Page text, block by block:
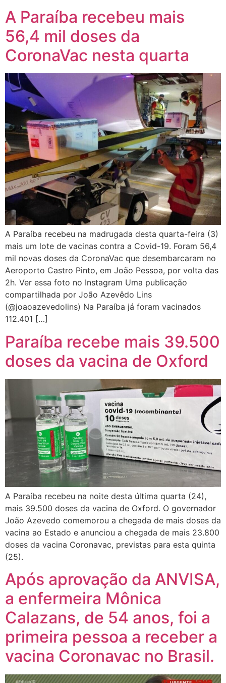
A Paraíba recebeu mais
56,4 mil doses da
CoronaVac nesta quarta
A Paraíba recebeu na madrugada desta quarta-feira (3)
mais um lote de vacinas contra a Covid-19. Foram 56,4
mil novas doses da CoronaVac que desembarcaram no
Aeroporto Castro Pinto, em João Pessoa, por volta das
2h. Ver essa foto no Instagram Uma publicação
compartilhada por João Azevêdo Lins
(@joaoazevedolins) Na Paraíba já foram vacinados
112.401 […]
Paraíba recebe mais 39.500
doses da vacina de Oxford
A Paraíba recebeu na noite desta última quarta (24),
mais 39.500 doses da vacina de Oxford. O governador
João Azevedo comemorou a chegada de mais doses da
vacina ao Estado e anunciou a chegada de mais 23.800
doses da vacina Coronavac, previstas para esta quinta
(25).
Após aprovação da ANVISA,
a enfermeira Mônica
Calazans, de 54 anos, foi a
primeira pessoa a receber a
vacina Coronavac no Brasil.